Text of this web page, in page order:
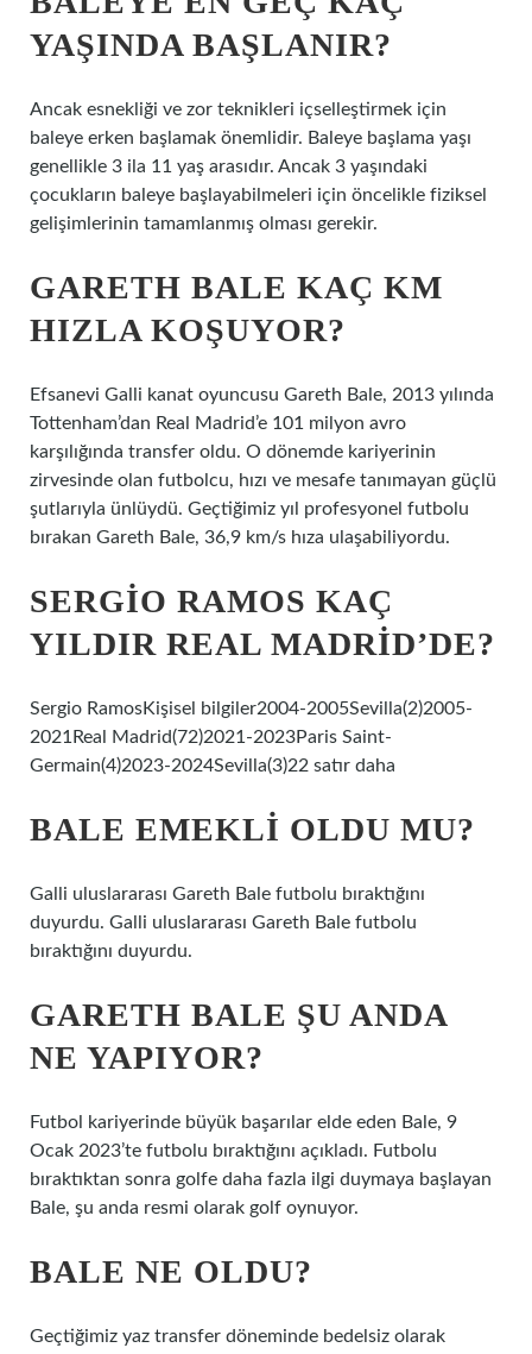
YAŞINDA BAŞLANIR?
Ancak esnekliği ve zor teknikleri içselleştirmek için
baleye erken başlamak önemlidir. Baleye başlama yaşı
genellikle 3 ila 11 yaş arasıdır. Ancak 3 yaşındaki
çocukların baleye başlayabilmeleri için öncelikle fiziksel
gelişimlerinin tamamlanmış olması gerekir.
GARETH BALE KAÇ KM
HIZLA KOŞUYOR?
Efsanevi Galli kanat oyuncusu Gareth Bale, 2013 yılında
Tottenham’dan Real Madrid’e 101 milyon avro
karşılığında transfer oldu. O dönemde kariyerinin
zirvesinde olan futbolcu, hızı ve mesafe tanımayan güçlü
şutlarıyla ünlüydü. Geçtiğimiz yıl profesyonel futbolu
bırakan Gareth Bale, 36,9 km/s hıza ulaşabiliyordu.
SERGIO RAMOS KAÇ
YILDIR REAL MADRID’DE?
Sergio RamosKişisel bilgiler2004-2005Sevilla(2)2005-
2021Real Madrid(72)2021-2023Paris Saint-
Germain(4)2023-2024Sevilla(3)22 satır daha
BALE EMEKLI OLDU MU?
Galli uluslararası Gareth Bale futbolu bıraktığını
duyurdu. Galli uluslararası Gareth Bale futbolu
bıraktığını duyurdu.
GARETH BALE ŞU ANDA
NE YAPIYOR?
Futbol kariyerinde büyük başarılar elde eden Bale, 9
Ocak 2023’te futbolu bıraktığını açıkladı. Futbolu
bıraktıktan sonra golfe daha fazla ilgi duymaya başlayan
Bale, şu anda resmi olarak golf oynuyor.
BALE NE OLDU?
Geçtiğimiz yaz transfer döneminde bedelsiz olarak